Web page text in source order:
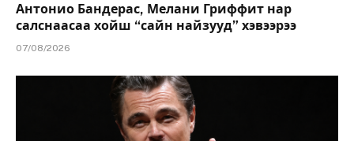
Антонио Бандерас, Мелани Гриффит нар
салснаасаа хойш “сайн найзууд” хэвээрээ
07/08/2026